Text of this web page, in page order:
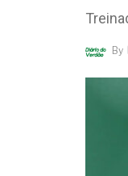
By